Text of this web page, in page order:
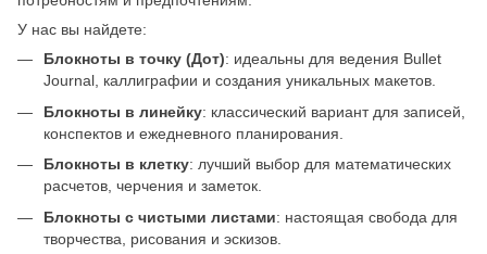
У нас вы найдете:
Блокноты в точку (Дот): идеальны для ведения Bullet
Journal, каллиграфии и создания уникальных макетов.
Блокноты в линейку: классический вариант для записей,
конспектов и ежедневного планирования.
Блокноты в клетку: лучший выбор для математических
расчетов, черчения и заметок.
Блокноты с чистыми листами: настоящая свобода для
творчества, рисования и эскизов.